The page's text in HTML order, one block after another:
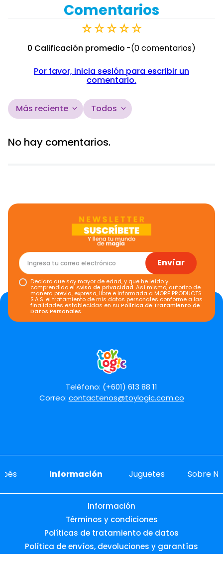
Comentarios
☆☆☆☆☆
0 Calificación promedio
(0 comentarios)
Por favor, inicia sesión para escribir un
comentario.
Más reciente Todos
No hay comentarios.
Envíar
Declaro que soy mayor de edad, y que he leído y
comprendido elAviso de privacidad. Así mismo, autorizo de
manera previa, expresa, libre e informada a MORE PRODUCTS
S.A.S. el tratamiento de mis datos personales conforme a las
finalidades establecidas en suPolítica de Tratamiento de
Datos Personales.
Teléfono: (+601) 613 88 11
Correo: contactenos@toylogic.com.co
Información Juguetes Sobre
Información
Términos y condiciones
Políticas de tratamiento de datos
Política de envíos, devoluciones y garantías